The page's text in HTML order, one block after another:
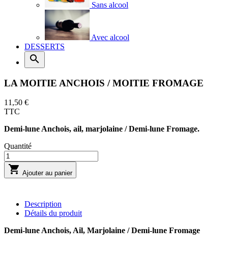
Sans alcool
Avec alcool
DESSERTS

LA MOITIE ANCHOIS / MOITIE FROMAGE
11,50 €
TTC
Demi-lune Anchois, ail, marjolaine / Demi-lune Fromage.
Quantité
 Ajouter au panier
Description
Détails du produit
Demi-lune Anchois, Ail, Marjolaine / Demi-lune Fromage